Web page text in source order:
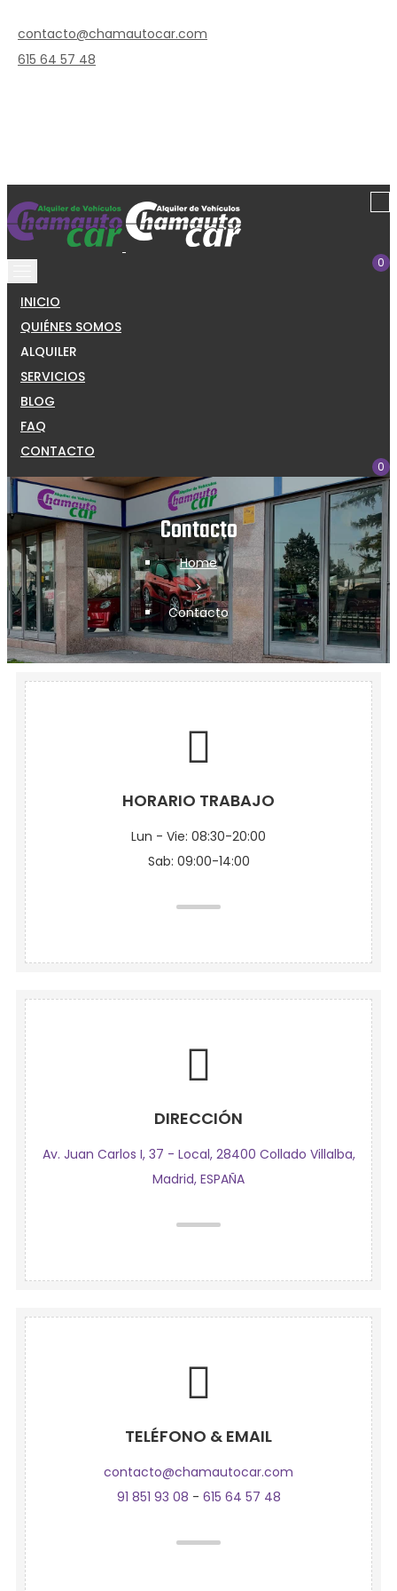
contacto@chamautocar.com
615 64 57 48
0
INICIO
QUIÉNES SOMOS
ALQUILER
SERVICIOS
BLOG
FAQ
CONTACTO
0
Contacto
Home
>
Contacto
HORARIO TRABAJO
Lun - Vie: 08:30-20:00
Sab: 09:00-14:00
DIRECCIÓN
Av. Juan Carlos I, 37 - Local, 28400 Collado Villalba,
Madrid, ESPAÑA
TELÉFONO & EMAIL
contacto@chamautocar.com
91 851 93 08 - 615 64 57 48